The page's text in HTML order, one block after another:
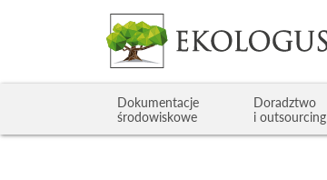
Dokumentacje
środowiskowe
Doradztwo
i outsourcing